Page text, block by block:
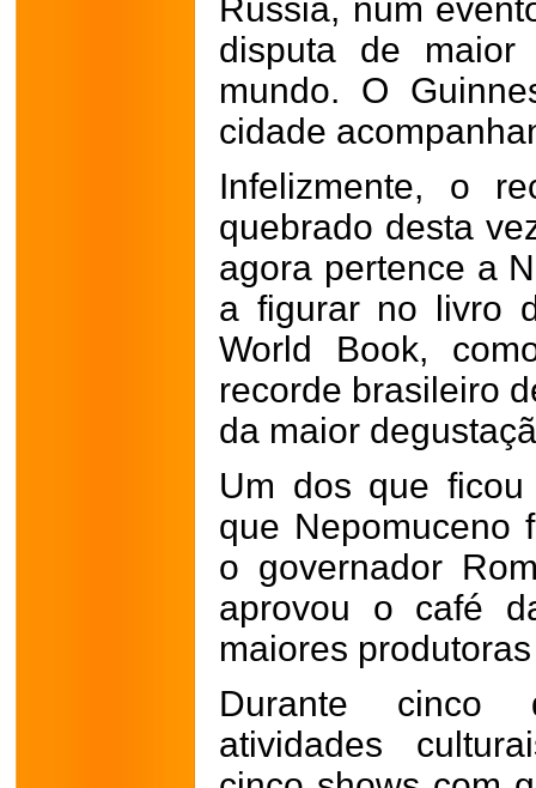
Rússia, num
disputa de
mundo. O
cidade
Infelizmente, o
quebrado desta
agora pertence a
a figurar no livro
World Book,
recorde brasileiro
da maior
Um dos que
que Nepomuceno
o governador
aprovou o café
maiores
Durante cinco
atividades